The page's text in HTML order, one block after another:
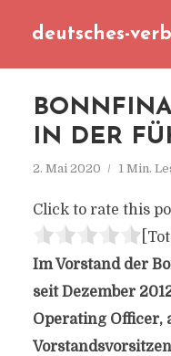
deutsches-
IN DER
2. Mai 2020 1 Min.
Click to rate this
Im Vorstand der
seit Dezember
Operating Officer,